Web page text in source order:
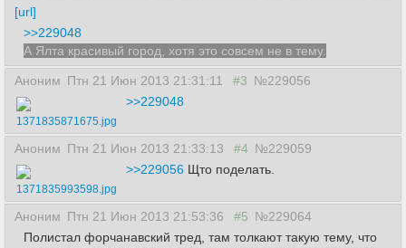
[url]
>>229048
А Ялта красивый город, хотя это совсем не в тему.
Аноним Птн 21 Июн 2013 21:31:11 #3 №229056
1371835871675.jpg
>>229048
Аноним Птн 21 Июн 2013 21:33:13 #4 №229059
1371835993598.jpg
>>229056 Щто поделать.
Аноним Птн 21 Июн 2013 21:53:36 #5 №229064
Полистал форчанавский тред, там толкают такую тему, что